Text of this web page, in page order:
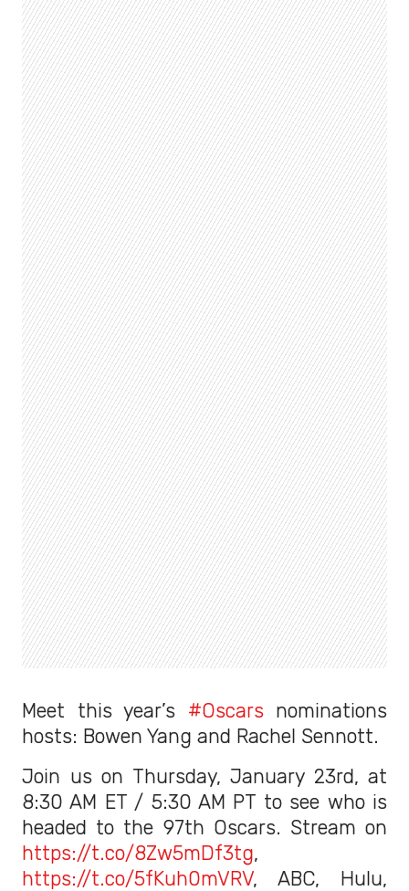
Meet this year’s #Oscarsnominations
hosts: Bowen Yang and Rachel Sennott.
Join us on Thursday, January 23rd, at
8:30 AM ET / 5:30 AM PT to see who is
headed to the 97th Oscars. Stream on
https://t.co/8Zw5mDf3tg,
https://t.co/5fKuh0mVRV, ABC, Hulu,